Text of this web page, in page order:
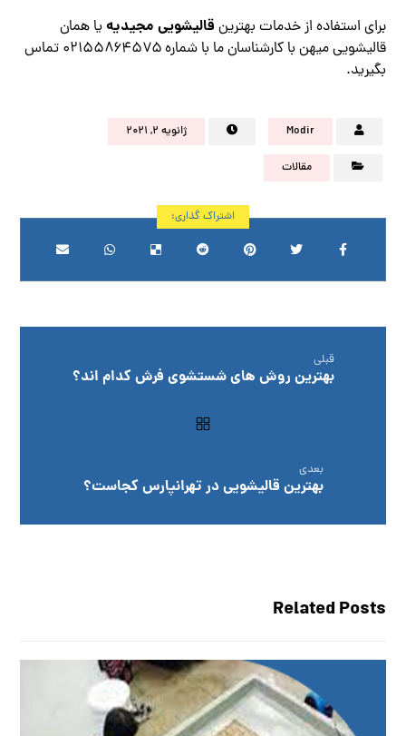
برای استفاده از خدمات بهترین قالیشویی مجیدیهیا همان
قالیشویی میهن با کارشناسان ما با شماره ۰۲۱۵۵۸۶۴۵۷۵ تماس
بگیرید.
Modir ژانویه ۲, ۲۰۲۱
مقالات
قبلی
بهترین روش های شستشوی فرش کدام اند؟
بعدی
بهترین قالیشویی در تهرانپارس کجاست؟
Related Posts